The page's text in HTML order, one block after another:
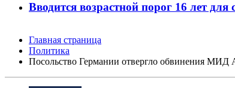
Вводится возрастной порог 16 лет для
Главная страница
Политика
Посольство Германии отвергло обвинения МИД